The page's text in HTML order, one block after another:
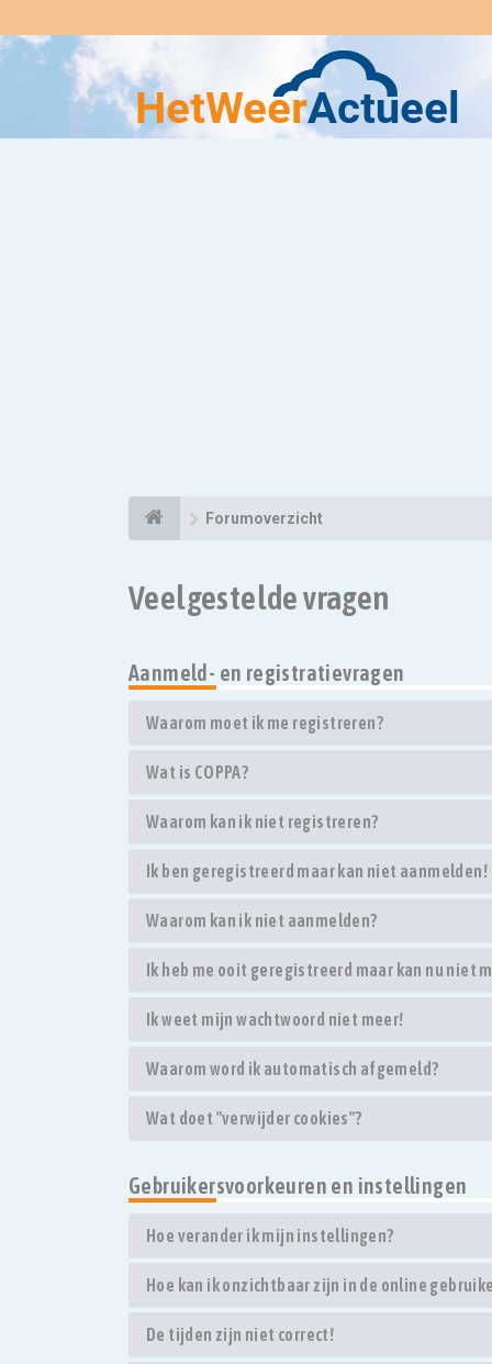
Forumoverzicht
Veelgestelde vragen
Aanmeld- en registratievragen
Waarom moet ik me registreren?
Wat is COPPA?
Waarom kan ik niet registreren?
Ik ben geregistreerd maar kan niet aanmelden!
Waarom kan ik niet aanmelden?
Ik heb me ooit geregistreerd maar kan nu niet
Ik weet mijn wachtwoord niet meer!
Waarom word ik automatisch afgemeld?
Wat doet "verwijder cookies"?
Gebruikersvoorkeuren en instellingen
Hoe verander ik mijn instellingen?
Hoe kan ik onzichtbaar zijn in de online
De tijden zijn niet correct!